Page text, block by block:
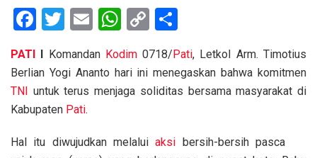
F
ce
b
o
o
T
tt
er
E
ail
W
at
s
p
C
py
Li
k
ar
e
PATI I Komandan Kodim0718/Pati, Letkol Arm. Timotius
Berlian Yogi Ananto hari ini menegaskan bahwa komitmen
TNI untuk terus menjaga soliditas bersama masyarakat di
Kabupaten Pati.
Hal itu diwujudkan melaluiaksi bersih-bersih pasca